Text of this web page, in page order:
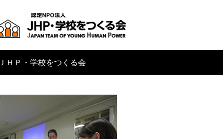
ＪＨＰ・学校をつくる会